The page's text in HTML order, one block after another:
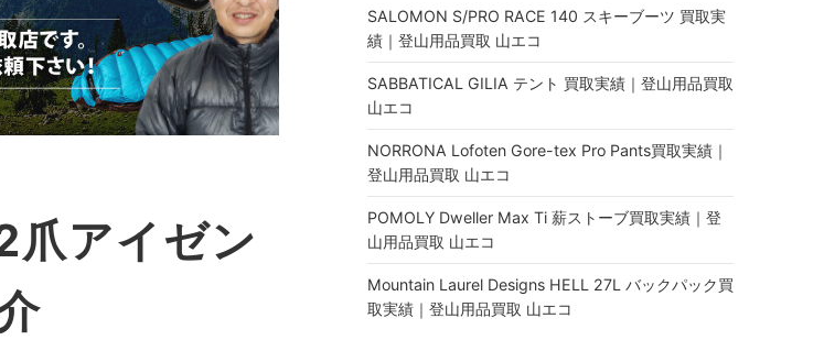
アイゼン
SALOMON S/PRO RACE 140 スキーブーツ 買取実
績｜登山用品買取 山エコ
SABBATICAL GILIA テント 買取実績｜登山用品買取
山エコ
NORRONA Lofoten Gore-tex Pro Pants買取実績｜
登山用品買取 山エコ
POMOLY Dweller Max Ti 薪ストーブ買取実績｜登
山用品買取 山エコ
Mountain Laurel Designs HELL 27L バックパック買
取実績｜登山用品買取 山エコ